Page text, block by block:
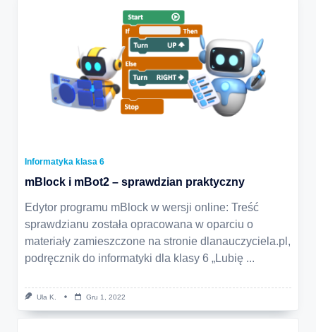
Informatyka klasa 6
mBlock i mBot2 – sprawdzian praktyczny
Edytor programu mBlock w wersji online: Treść
sprawdzianu została opracowana w oparciu o
materiały zamieszczone na stronie dlanauczyciela.pl,
podręcznik do informatyki dla klasy 6 „Lubię ...
Ula K. Gru 1, 2022